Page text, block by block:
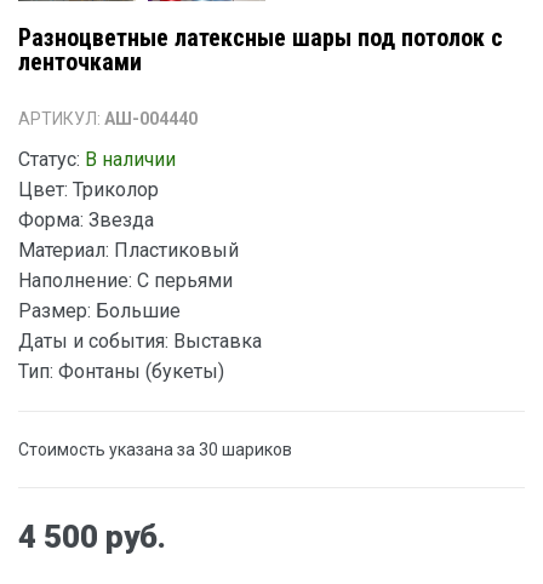
Разноцветные латексные шары под потолок с
ленточками
АРТИКУЛ: АШ-004440
Статус: В наличии
Цвет: Триколор
Форма: Звезда
Материал: Пластиковый
Наполнение: С перьями
Размер: Большие
Даты и события: Выставка
Тип: Фонтаны (букеты)
Стоимость указана за 30 шариков
4 500 руб.